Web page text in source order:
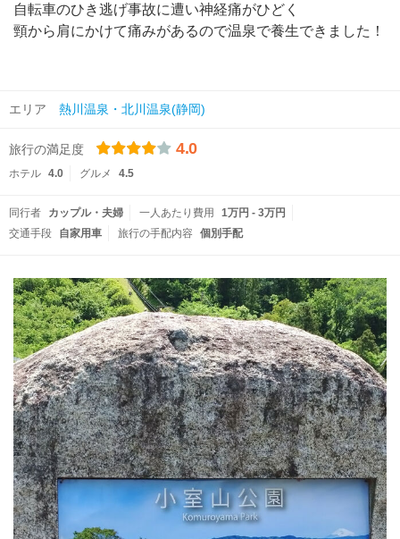
自転車のひき逃げ事故に遭い神経痛がひどく
頸から肩にかけて痛みがあるので温泉で養生できました！
エリア 熱川温泉・北川温泉(静岡)
旅行の満足度 4.0
ホテル 4.0 グルメ 4.5
同行者 カップル・夫婦 一人あたり費用
1万円 - 3万円
交通手段
自家用車 旅行の手配内容 個別手配